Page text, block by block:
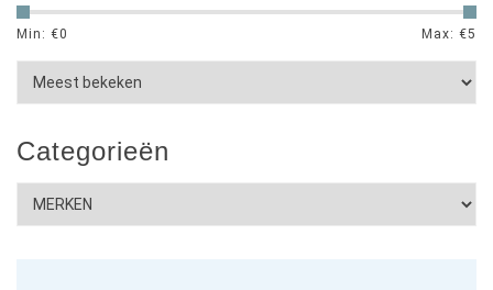
Min: €0 Max: €5
Categorieën